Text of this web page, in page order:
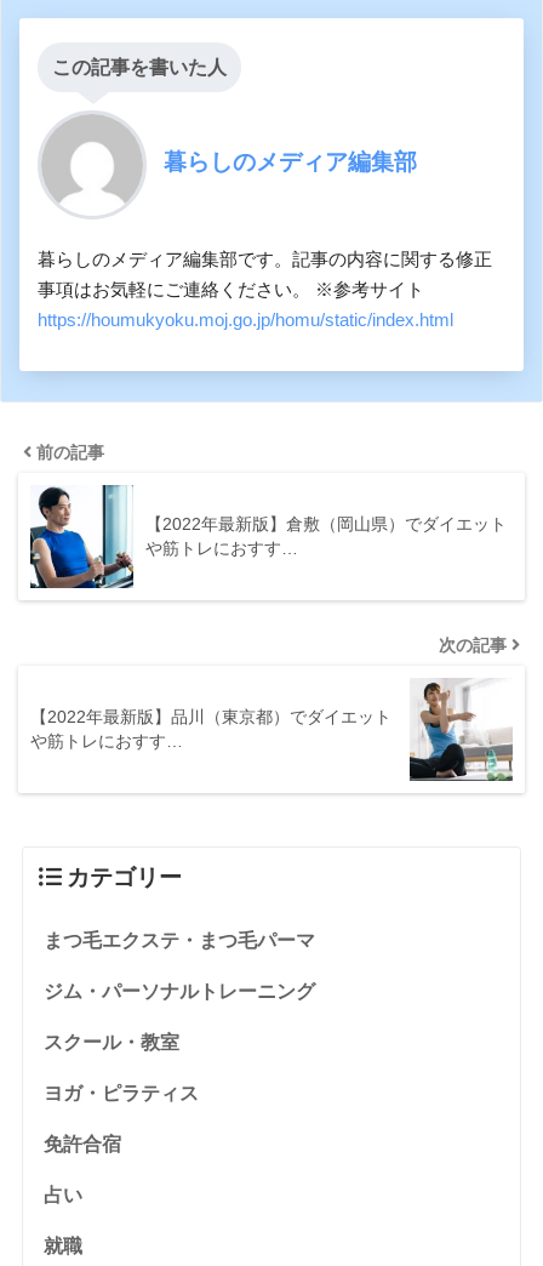
この記事を書いた人
暮らしのメディア編集部
暮らしのメディア編集部です。記事の内容に関する修正
事項はお気軽にご連絡ください。 ※参考サイト
https://houmukyoku.moj.go.jp/homu/static/index.html
前の記事
【2022年最新版】倉敷（岡山県）でダイエット
や筋トレにおすす…
次の記事
【2022年最新版】品川（東京都）でダイエット
や筋トレにおすす…
カテゴリー
まつ毛エクステ・まつ毛パーマ
ジム・パーソナルトレーニング
スクール・教室
ヨガ・ピラティス
免許合宿
占い
就職